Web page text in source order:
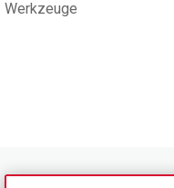
Werkzeuge